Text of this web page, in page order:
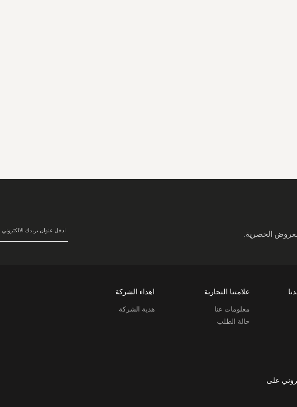
الحصرية.
علامتنا التجارية
معلومات عنا
حالة الطلب
اهداء الشركة
هدية الشركة
على